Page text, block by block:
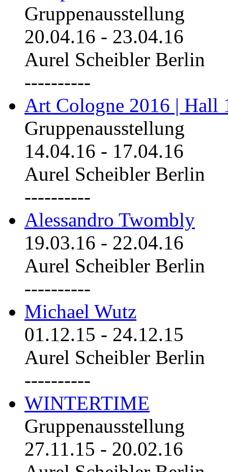
Gruppenausstellung
20.04.16 - 23.04.16
Aurel Scheibler Berlin
----------
Art Cologne 2016 | Hall
Gruppenausstellung
14.04.16 - 17.04.16
Aurel Scheibler Berlin
----------
Alessandro Twombly
19.03.16 - 22.04.16
Aurel Scheibler Berlin
----------
Michael Wutz
01.12.15 - 24.12.15
Aurel Scheibler Berlin
----------
WINTERTIME
Gruppenausstellung
27.11.15 - 20.02.16